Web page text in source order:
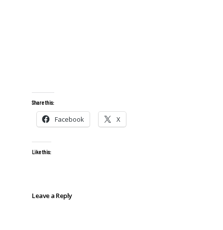
Share this:
Facebook X
Like this:
Leave a Reply